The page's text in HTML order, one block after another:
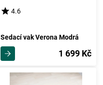
4.6
Sedací vak Verona Modrá
1 699 Kč